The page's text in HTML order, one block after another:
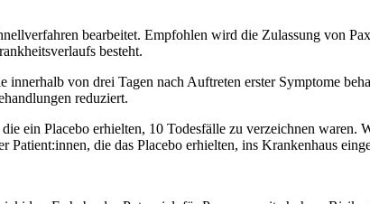
bearbeitet. Empfohlen wird die Zulassung von
besteht.
von drei Tagen nach Auftreten erster Symptome
reduziert.
ein Placebo erhielten, 10 Todesfälle zu verzeichnen waren.
die das Placebo erhielten, ins Krankenhaus